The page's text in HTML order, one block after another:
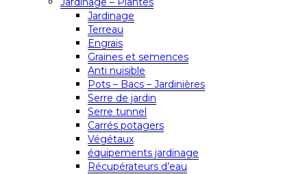
Jardinage
Terreau
Engrais
Graines et semences
Anti nuisible
Pots – Bacs – Jardinières
Serre de jardin
Serre tunnel
Carrés potagers
Végétaux
équipements jardinage
Récupérateurs d’eau